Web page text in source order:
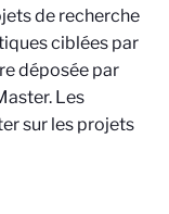
de recherche
ciblées par
déposée par
Les
sur les projets